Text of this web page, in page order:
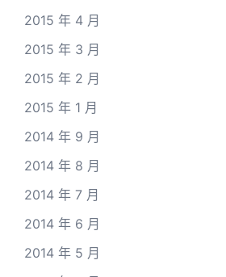
2015 年 4 月
2015 年 3 月
2015 年 2 月
2015 年 1 月
2014 年 9 月
2014 年 8 月
2014 年 7 月
2014 年 6 月
2014 年 5 月